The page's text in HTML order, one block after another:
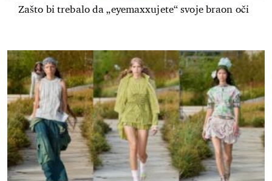
Zašto bi trebalo da „eyemaxxujete“ svoje braon oči